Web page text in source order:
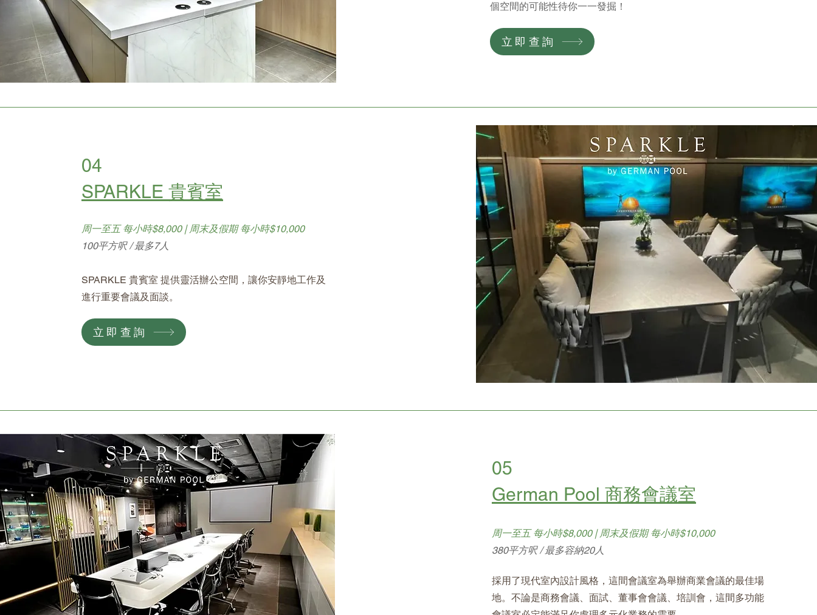
個空間的可能性待你一一發掘！
立即查詢
04
SPARKLE 貴賓室
周一至五 每小時$8,000 | 周末及假期 每小時$10,000
100平方呎 / 最多7人
SPARKLE 貴賓室 提供靈活辦公空間，讓你安靜地工作及
進行重要會議及面談。
立即查詢
05
German Pool 商務會議室
周一至五 每小時$8,000 | 周末及假期 每小時$10,000
380平方呎 / 最多容納20人
採用了現代室內設計風格，這間會議室為舉辦商業會議的最佳場
地。不論是商務會議、面試、董事會會議、培訓會，這間多功能